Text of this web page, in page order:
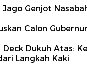
Jago Genjot
Calon
Deck Dukuh Atas:
Langkah Kaki